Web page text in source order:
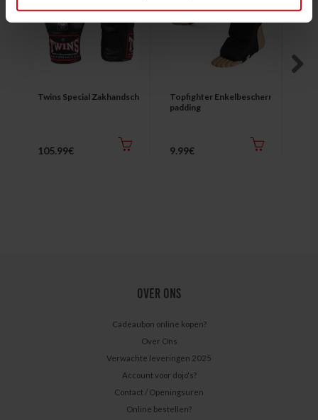
Twins Special Zakhandschoenen
105.99€
Topfighter Enkelbescherming met
padding
9.99€
OVER ONS
Cadeaubon online kopen?
Over Ons
Verwachte leveringen 2025
Account voor dojo's?
Contact / Openingsuren
Online bestellen?